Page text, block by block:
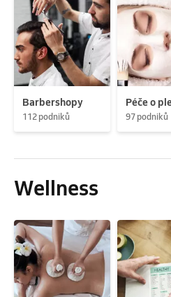
Barbershopy
112 podniků
Péče o
97 podniků
Wellness